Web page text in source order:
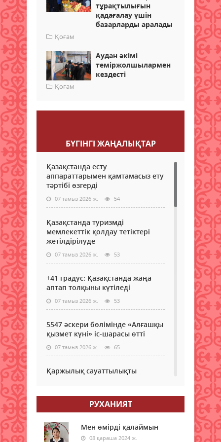
тұрақтылығын
қадағалау үшін
базарларды аралады
Қоғам
Аудан әкімі
теміржолшылармен
кездесті
Қоғам
БҮГІНГI ЖАҢАЛЫҚТАР
Қазақстанда есту
аппараттарымен қамтамасыз ету
тәртібі өзгерді
07 тамыз 2026 ж. 54
Қазақстанда туризмді
мемлекеттік қолдау тетіктері
жетілдірілуде
07 тамыз 2026 ж. 53
+41 градус: Қазақстанда жаңа
аптап толқыны күтіледі
07 тамыз 2026 ж. 53
5547 әскери бөлімінде «Алғашқы
қызмет күні» іс-шарасы өтті
07 тамыз 2026 ж. 65
Қаржылық сауаттылықты
07 тамыз 2026 ж. 57
Ауыл шаруашылығы – өңір
экономикасының негізгі тірегі
РУХАНИЯТ
Мен өмірді қалаймын
08 қараша 2024 ж.